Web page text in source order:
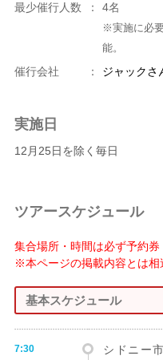
最少催行人数
： 4名
※実施に必
能。
催行会社 ： ジャックさ
実施日
12月25日を除く毎日
ツアースケジュール
集合場所・時間は必ず予約券
※本ページの掲載内容とは相
基本スケジュール
7:30 シドニー